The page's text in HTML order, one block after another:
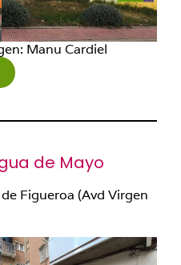
Manu Cardiel
de Mayo
Figueroa (Avd Virgen